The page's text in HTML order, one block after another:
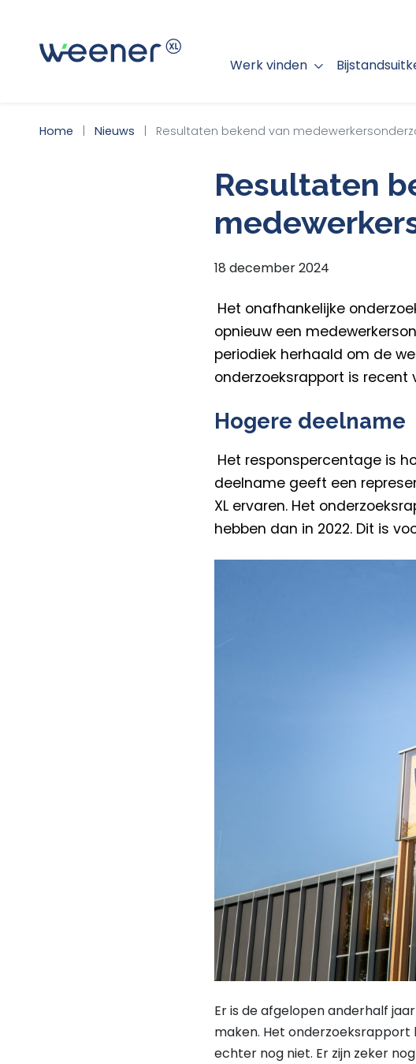
Werk vinden
Home Nieuws Resultaten bekend van
Resultaten
18 december 2024
Het onafhankelijke
opnieuw een
periodiek herhaald om de
onderzoeksrapport is recent
Hogere deelname
Het responspercentage is
deelname geeft een
XL ervaren. Het
hebben dan in 2022. Dit is
Er is de afgelopen anderhalf
maken. Het onderzoeksrapport
echter nog niet. Er zijn zeker